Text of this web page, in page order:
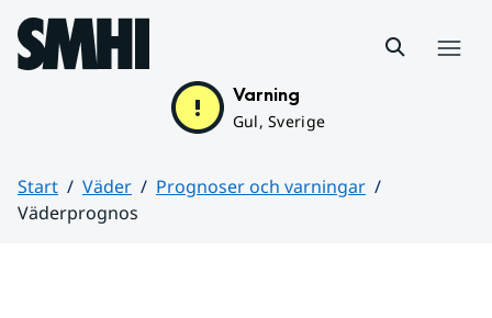
Hoppa till sidans innehåll
Varning
Gul, Sverige
Start Väder
Prognoser och varningar
Väderprognos